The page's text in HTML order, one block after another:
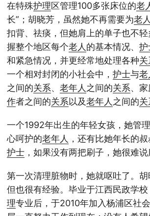
在特殊护理区管理100多张床位的老
长”；胡晓芳，虽然她不再需要为老人
扣背、祛痰，但她肩上的单子也不
握整个地区每个老人的基本情况、 护
和紧急情况，并更经常地处理各种
一个相对封闭的小社会中， 护士与老
之间的关系、 老年人 之间的关系、
作者之间的关系以及老年人 之间的
一个1992年出生的年轻女孩，她管
心呵护的老年人 ，还有比她年长的
护士 ，如果没有两把刷子，她很难
第一次清理脏物时，她就呕吐了。胡
但也很有经验。毕业于江西民政学
理专业后，于2010年加入杨浦区社